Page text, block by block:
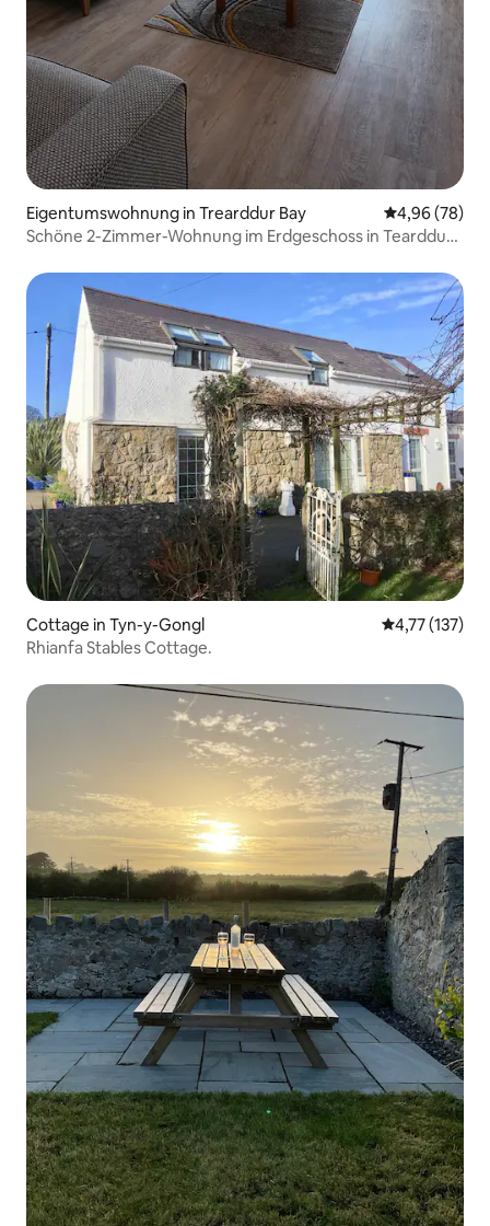
Eigentumswohnung in Trearddur Bay
4,96 (78)
Schöne 2-Zimmer-Wohnung im Erdgeschoss in Tearddur
Cottage in Tyn-y-Gongl
4,77 (137)
Rhianfa Stables Cottage.